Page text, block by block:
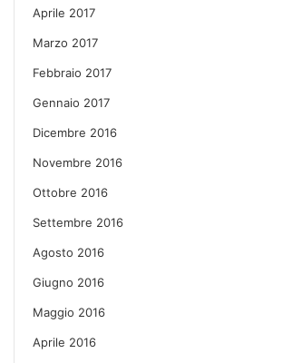
Aprile 2017
Marzo 2017
Febbraio 2017
Gennaio 2017
Dicembre 2016
Novembre 2016
Ottobre 2016
Settembre 2016
Agosto 2016
Giugno 2016
Maggio 2016
Aprile 2016